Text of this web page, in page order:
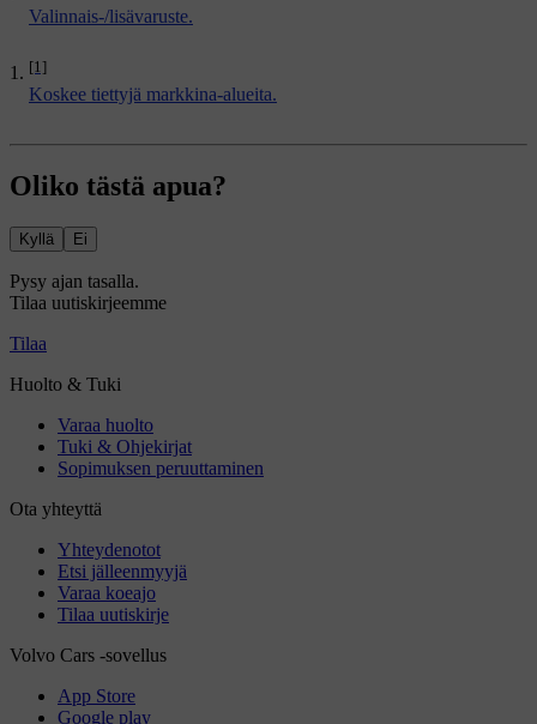
Valinnais-/lisävaruste.
[1]
Koskee tiettyjä markkina-alueita.
Oliko tästä apua?
Kyllä Ei